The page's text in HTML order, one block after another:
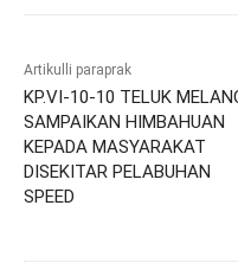
Artikulli paraprak
KP.VI-10-10 TELUK
SAMPAIKAN HIMBAHUAN
KEPADA MASYARAKAT
DISEKITAR PELABUHAN
SPEED